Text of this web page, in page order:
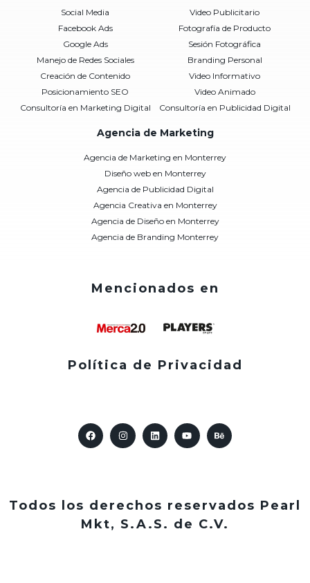
Social Media
Facebook Ads
Google Ads
Manejo de Redes Sociales
Creación de Contenido
Posicionamiento SEO
Consultoría en Marketing Digital
Video Publicitario
Fotografía de Producto
Sesión Fotográfica
Branding Personal
Video Informativo
Video Animado
Consultoría en Publicidad Digital
Agencia de Marketing
Agencia de Marketing en Monterrey
Diseño web en Monterrey
Agencia de Publicidad Digital
Agencia Creativa en Monterrey
Agencia de Diseño en Monterrey
Agencia de Branding Monterrey
Mencionados en
Política de Privacidad
Todos los derechos reservados Pearl
Mkt, S.A.S. de C.V.